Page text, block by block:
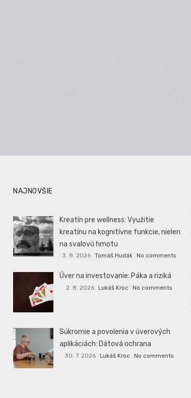
NAJNOVŠIE
Kreatín pre wellness: Využitie
kreatínu na kognitívne funkcie, nielen
na svalovú hmotu
3. 8. 2026 Tomáš Hudák No comments
Úver na investovanie: Páka a riziká
2. 8. 2026 Lukáš Kroc No comments
Súkromie a povolenia v úverových
aplikáciách: Dátová ochrana
30. 7. 2026 Lukáš Kroc No comments